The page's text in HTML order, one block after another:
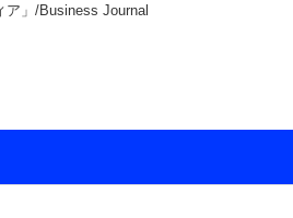
ア」/Business Journal